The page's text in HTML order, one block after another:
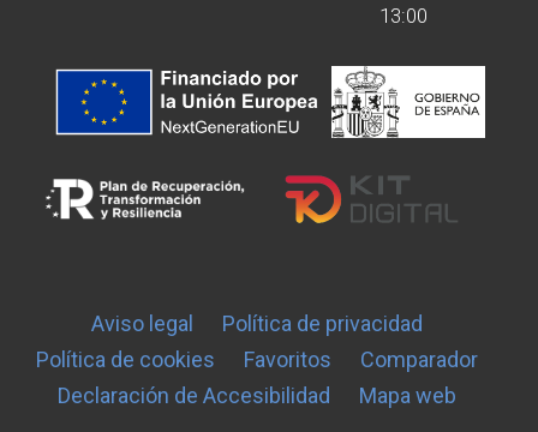
13:00
Aviso legal
Política de privacidad
Política de cookies
Favoritos
Comparador
Declaración de Accesibilidad
Mapa web